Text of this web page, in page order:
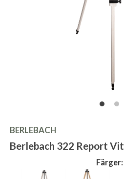
BERLEBACH
Berlebach 322 Report Vit
Färger: